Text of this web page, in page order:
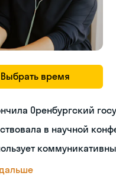
Выбрать время
Оренбургский
в научной